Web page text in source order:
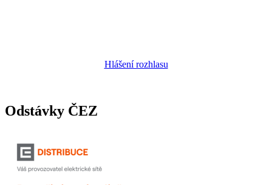
Hlášení rozhlasu
Odstávky ČEZ